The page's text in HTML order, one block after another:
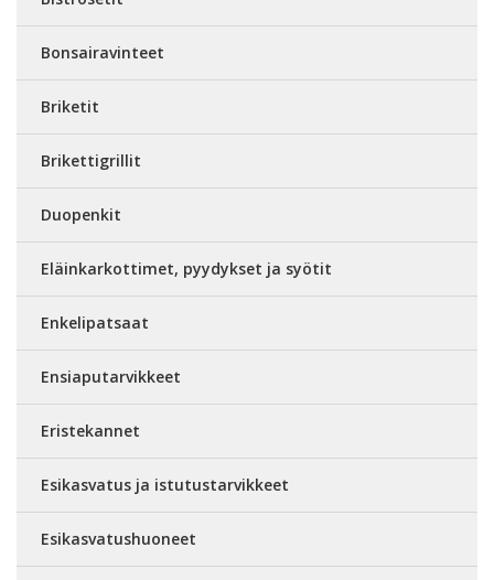
Bonsairavinteet
Briketit
Brikettigrillit
Duopenkit
Eläinkarkottimet, pyydykset ja syötit
Enkelipatsaat
Ensiaputarvikkeet
Eristekannet
Esikasvatus ja istutustarvikkeet
Esikasvatushuoneet